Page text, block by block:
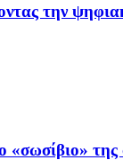
την
της